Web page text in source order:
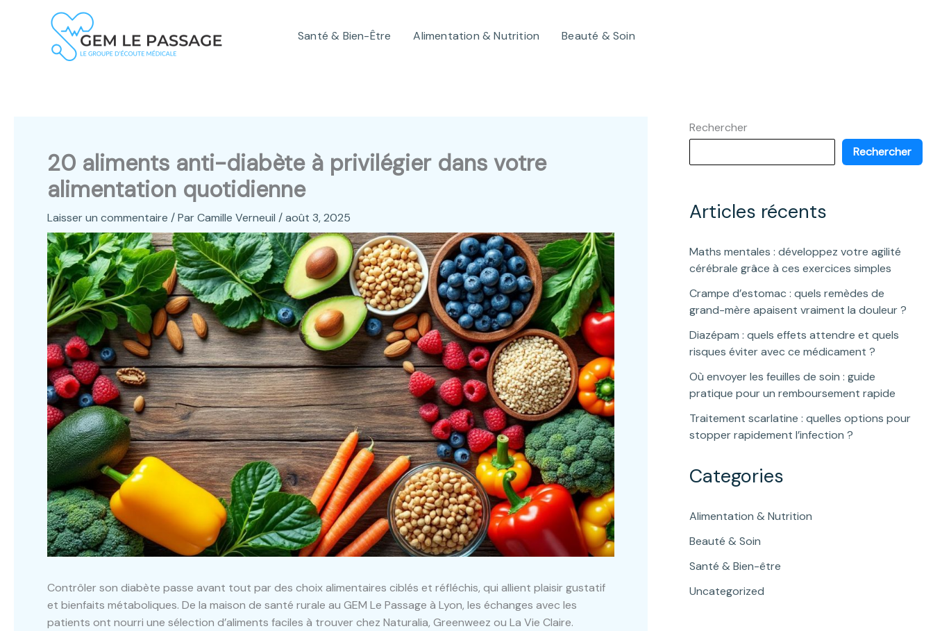
Santé & Bien-Être Alimentation & Nutrition Beauté & Soin
20 aliments anti-diabète à privilégier dans votre
alimentation quotidienne
Laisser un commentaire / ParCamille Verneuil /août 3, 2025
Contrôler son diabète passe avant tout par des choix alimentaires ciblés et réfléchis, qui allient plaisir gustatif
et bienfaits métaboliques. De la maison de santé rurale au GEM Le Passage à Lyon, les échanges avec les
patients ont nourri une sélection d’aliments faciles à trouver chez Naturalia, Greenweez ou La Vie Claire.
Rechercher
Rechercher
Articles récents
Maths mentales : développez votre agilité
cérébrale grâce à ces exercices simples
Crampe d’estomac : quels remèdes de
grand-mère apaisent vraiment la douleur ?
Diazépam : quels effets attendre et quels
risques éviter avec ce médicament ?
Où envoyer les feuilles de soin : guide
pratique pour un remboursement rapide
Traitement scarlatine : quelles options pour
stopper rapidement l’infection ?
Categories
Alimentation & Nutrition
Beauté & Soin
Santé & Bien-être
Uncategorized